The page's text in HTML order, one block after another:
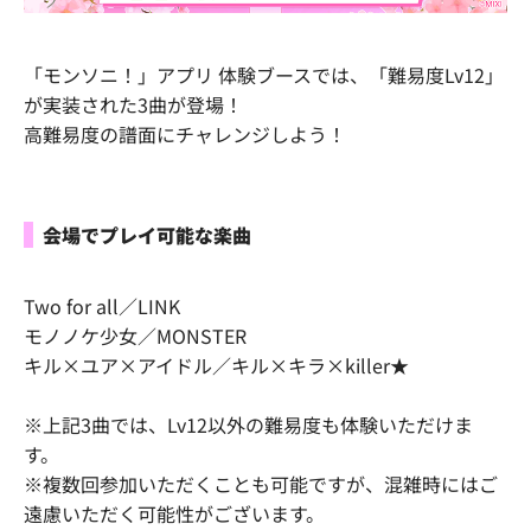
「モンソニ！」アプリ 体験ブースでは、「難易度Lv12」
が実装された3曲が登場！
高難易度の譜面にチャレンジしよう！
会場でプレイ可能な楽曲
Two for all／LINK
モノノケ少女／MONSTER
キル×ユア×アイドル／キル×キラ×killer★
※上記3曲では、Lv12以外の難易度も体験いただけま
す。
※複数回参加いただくことも可能ですが、混雑時にはご
遠慮いただく可能性がございます。